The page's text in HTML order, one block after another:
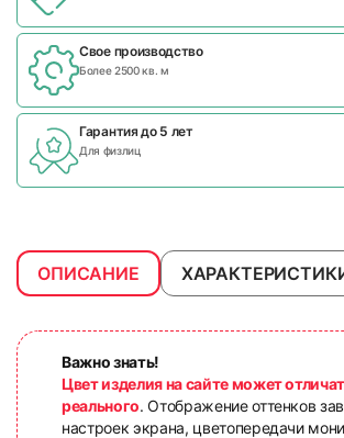
Свое производство
Более 2500 кв. м
Гарантия до 5 лет
Для физлиц
ОПИСАНИЕ
Важно знать!
Цвет изделия на сайте может
реального. Отображение оттенков
настроек экрана, цветопередачи